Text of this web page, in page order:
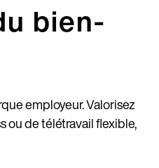
bien-
employeur. Valorisez
ou de télétravail flexible,